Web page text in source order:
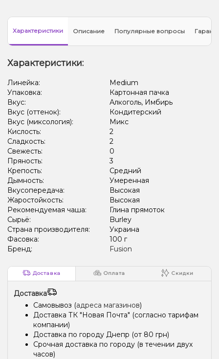
Вишня/Черешня, Ежевика, Лёд/Холодок
Виноград, Лёд/Холодок, Ягоды Арбуз, Дыня, Лёд/Холодок
Киви, Лёд/Холодок, Лимон, Черника/Голубика
Грейпфрут, Клубника, Малина Конфеты, Мультифрукт
Характеристики Описание Популярные вопросы
Характеристики:
Линейка:
Medium
Упаковка:
Картонная пачка
Вкус:
Алкоголь, Имбирь
Вкус (оттенок):
Кондитерский
Вкус (миксология):
Микс
Кислость:
2
Сладкость:
2
Свежесть:
0
Пряность:
3
Крепость:
Средний
Дымность:
Умеренная
Вкусопередача:
Высокая
Жаростойкость:
Высокая
Рекомендуемая чаша:
Глина прямоток
Сырьё:
Burley
Страна производителя:
Украина
Фасовка:
100 г
Бренд:
Fusion
Доставка Оплата Скидки
Доставка
Самовывоз (адреса магазинов)
Доставка ТК "Новая Почта" (согласно тарифам
компании)
Доставка по городу Днепр (от 80 грн)
Срочная доставка по городу (в течении двух
часов)